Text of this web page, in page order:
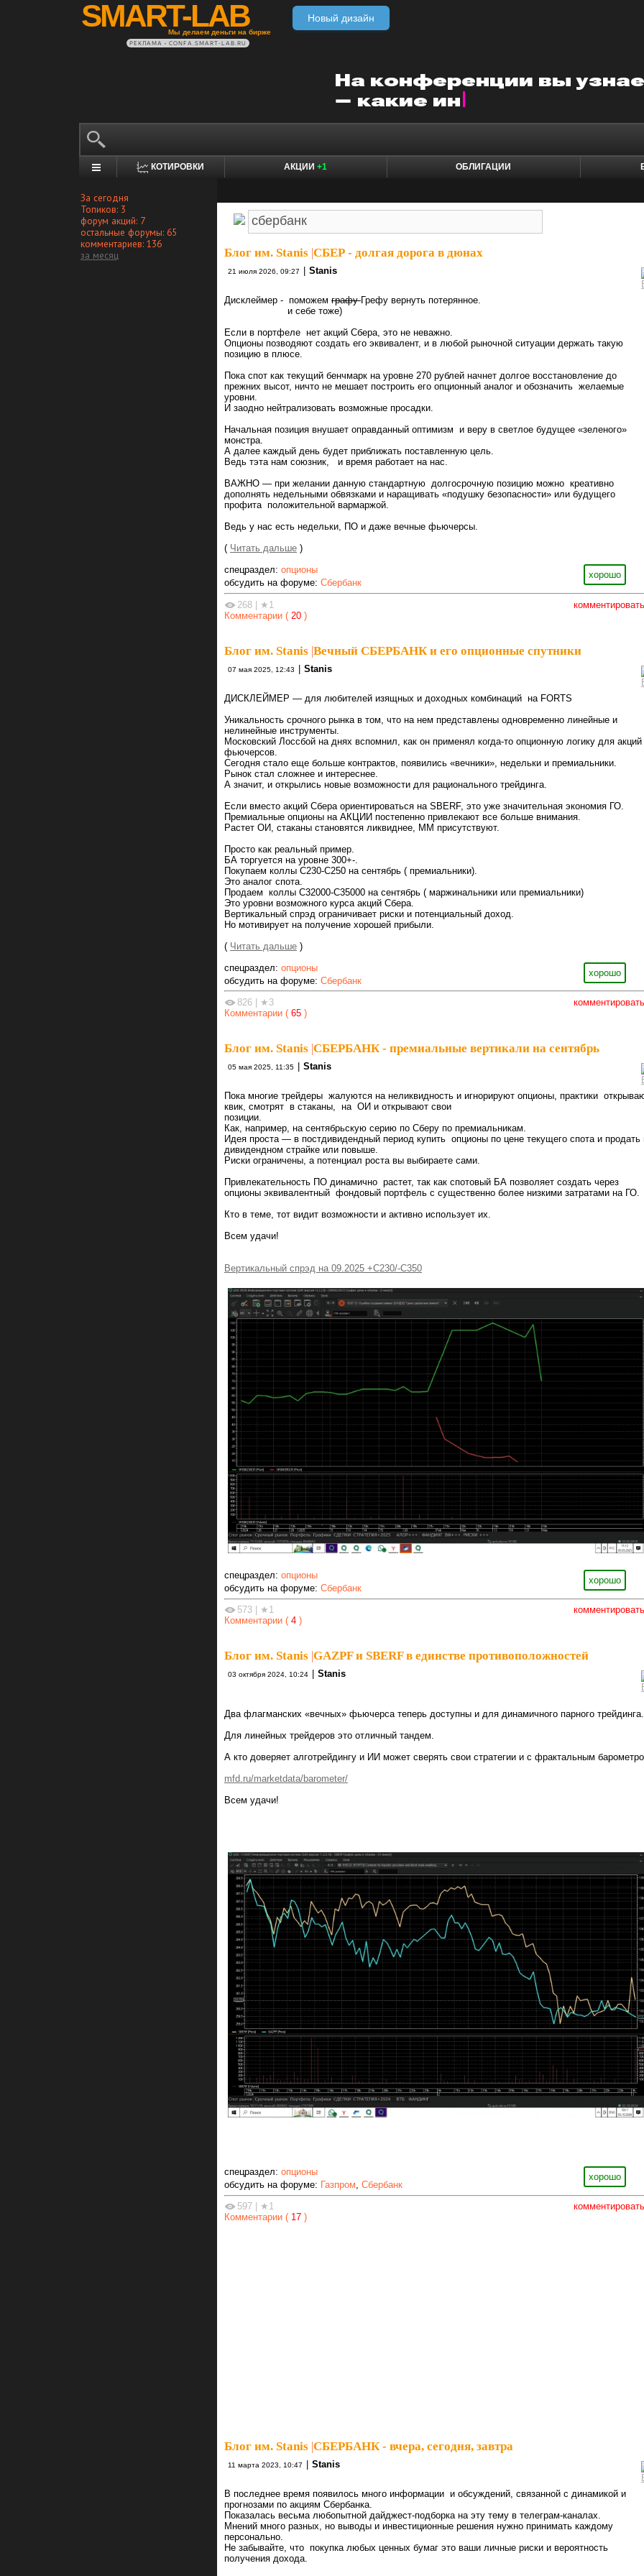
SMART-LAB
Мы делаем деньги на бирже
Новый дизайн
РЕКЛАМА • CONFA.SMART-LAB.RU
КОТИРОВКИ АКЦИИ +1 ОБЛИГАЦИИ
За сегодня
Топиков: 3
форум акций: 7
остальные форумы: 65
комментариев: 136
за месяц
Блог им. Stanis CБЕР - долгая дорога в дюнах
21 июля 2026, 09:27 Stanis
Дисклеймер - поможем графуГрефу вернуть потерянное.
и себе тоже)
Если в портфеле нет акций Сбера, это не неважно.
Опционы позводяют создать его эквивалент, и в любой рыночной ситуации держать такую
позицию в плюсе.
Пока спот как текущий бенчмарк на уровне 270 рублей начнет долгое восстановление до
прежних высот, ничто не мешает построить его опционный аналог и обозначить желаемые
уровни.
И заодно нейтрализовать возможные просадки.
Начальная позиция внушает оправданный оптимизм и веру в светлое будущее «зеленого»
монстра.
А далее каждый день будет приближать поставленную цель.
Ведь тэта нам союзник, и время работает на нас.
ВАЖНО — при желании данную стандартную долгосрочную позицию можно креативно
дополнять недельными обвязками и наращивать «подушку безопасности» или будущего
профита положительной вармаржой.
Ведь у нас есть недельки, ПО и даже вечные фьючерсы.
( Читать дальше )
хорошо
спецраздел: опционы
обсудить на форуме: Сбербанк
комментировать
268 | ★1
Комментарии ( 20 )
Блог им. Stanis |Вечный СБЕРБАНК и его опционные спутники
07 мая 2025, 12:43 | Stanis
ДИСКЛЕЙМЕР — для любителей изящных и доходных комбинаций на FORTS
Уникальность срочного рынка в том, что на нем представлены одновременно линейные и
нелинейные инструменты.
Московский Лоссбой на днях вспомнил, как он применял когда-то опционную логику для акций
фьючерсов.
Сегодня стало еще больше контрактов, появились «вечники», недельки и премиальники.
Рынок стал сложнее и интереснее.
А значит, и открылись новые возможности для рационального трейдинга.
Если вместо акций Сбера ориентироваться на SBERF, это уже значительная экономия ГО.
Премиальные опционы на АКЦИИ постепенно привлекают все больше внимания.
Растет ОИ, стаканы становятся ликвиднее, ММ присутствуют.
Просто как реальный пример.
БА торгуется на уровне 300+-.
Покупаем коллы С230-С250 на сентябрь ( премиальники).
Это аналог спота.
Продаем коллы С32000-С35000 на сентябрь ( маржинальники или премиальники)
Это уровни возможного курса акций Сбера.
Вертикальный спрэд ограничивает риски и потенциальный доход.
Но мотивирует на получение хорошей прибыли.
( Читать дальше )
хорошо
спецраздел: опционы
обсудить на форуме: Сбербанк
комментировать
826
★3
Комментарии ( 65 )
Блог им. Stanis |СБЕРБАНК - премиальные вертикали на сентябрь
05 мая 2025, 11:35 Stanis
Пока многие трейдеры жалуются на неликвидность и игнорируют опционы, практики
квик, смотрят в стаканы, на ОИ и открывают свои
позиции.
Как, например, на сентябрьскую серию по Сберу по премиальникам.
Идея проста — в постдивидендный период купить опционы по цене текущего спота и продать
дивидендном страйке или повыше.
Риски ограничены, а потенциал роста вы выбираете сами.
Привлекательность ПО динамично растет, так как спотовый БА позволяет создать через
опционы эквивалентный фондовый портфель с существенно более низкими затратами на ГО.
Кто в теме, тот видит возможности и активно использует их.
Всем удачи!
Вертикальный спрэд на 09.2025 +С230/-С350
хорошо
спецраздел: опционы
обсудить на форуме: Сбербанк
комментировать
573
★1
Комментарии ( 4 )
Блог им. Stanis GAZPF и SBERF в единстве противоположностей
03 октября 2024, 10:24 Stanis
Два флагманских «вечных» фьючерса теперь доступны и для динамичного парного трейдинга.
Для линейных трейдеров это отличный тандем.
А кто доверяет алготрейдингу и ИИ может сверять свои стратегии и с фрактальным
mfd.ru/marketdata/barometer/
Всем удачи!
хорошо
спецраздел: опционы
обсудить на форуме: Газпром, Сбербанк
комментировать
597
★1
Комментарии ( 17 )
Блог им. Stanis СБЕРБАНК - вчера, сегодня, завтра
11 марта 2023, 10:47 Stanis
В последнее время появилось много информации и обсуждений, связанной с динамикой и
прогнозами по акциям Сбербанка.
Показалась весьма любопытной дайджест-подборка на эту тему в телеграм-каналах.
Мнений много разных, но выводы и инвестиционные решения нужно принимать каждому
персонально.
Не забывайте, что покупка любых ценных бумаг это ваши личные риски и вероятность
получения дохода.